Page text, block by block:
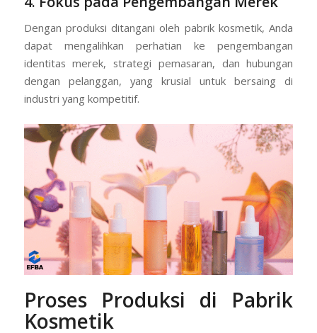
Dengan produksi ditangani oleh pabrik kosmetik, Anda
dapat mengalihkan perhatian ke pengembangan
identitas merek, strategi pemasaran, dan hubungan
dengan pelanggan, yang krusial untuk bersaing di
industri yang kompetitif.
Proses Produksi di Pabrik
Kosmetik